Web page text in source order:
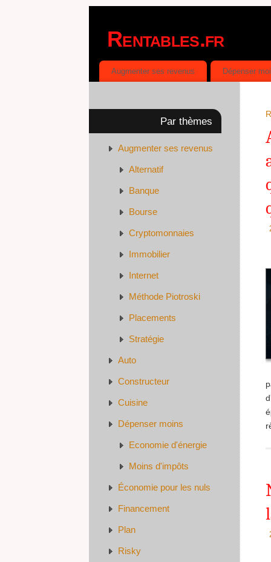
Rentables.fr
DÉPENSER MOINS, GAGNER PLUS
Augmenter ses revenus Dépenser
Par thèmes
Augmenter ses revenus
Alternatif
Banque
Bourse
Cryptomonnaies
Immobilier
Internet
Méthode Piotroski
Placements
Stratégie
Auto
Constructeur
Cuisine
Dépenser moins
Economie d'énergie
Moins d'impôts
Économie pour les nuls
Financement
Plan
Risky